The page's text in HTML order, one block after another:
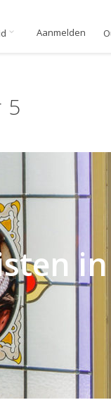
Aanmelden
5